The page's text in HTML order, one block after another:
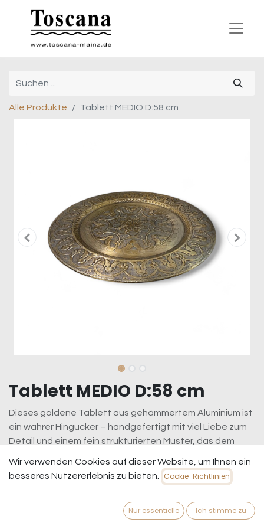
Alle Produkte Tablett MEDIO D:58 cm
Tablett MEDIO D:58 cm
Dieses goldene Tablett aus gehämmertem Aluminium ist
ein wahrer Hingucker – handgefertigt mit viel Liebe zum
Detail und einem fein strukturierten Muster, das dem
Oberfläche strahlt edel und warm, während die
gehämmerten Akzente dem Tablett eine lebendige, fast
Basis für Kerzen, Deko-Objekte oder als Servierplatte für
Wir verwenden Cookies auf dieser Website, um Ihnen ein
besseres Nutzererlebnis zu bieten.
Cookie-Richtlinien
Nur essentielle Ich stimme zu